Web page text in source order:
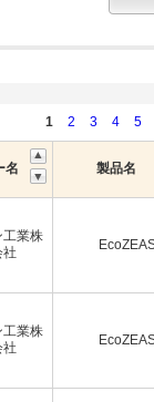
1
2 3 4 5
名 製品名
工業株
社
工業株
社